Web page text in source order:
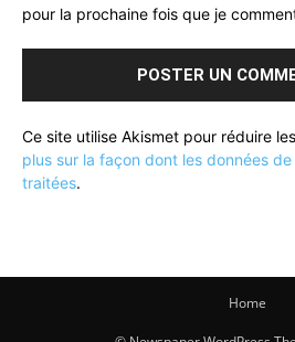
pour la prochaine fois que je
Ce site utilise Akismet pour réduire
plus sur la façon dont les données
traitées.
Home